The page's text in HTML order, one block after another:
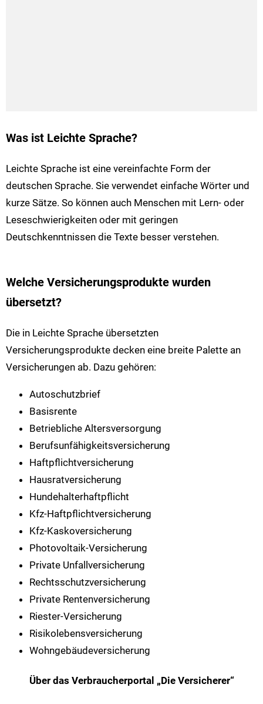
Was ist Leichte Sprache?
Leichte Sprache ist eine vereinfachte Form der
deutschen Sprache. Sie verwendet einfache Wörter und
kurze Sätze. So können auch Menschen mit Lern- oder
Leseschwierigkeiten oder mit geringen
Deutschkenntnissen die Texte besser verstehen.
Welche Versicherungsprodukte wurden
übersetzt?
Die in Leichte Sprache übersetzten
Versicherungsprodukte decken eine breite Palette an
Versicherungen ab. Dazu gehören:
Autoschutzbrief
Basisrente
Betriebliche Altersversorgung
Berufsunfähigkeitsversicherung
Haftpflichtversicherung
Hausratversicherung
Hundehalterhaftpflicht
Kfz-Haftpflichtversicherung
Kfz-Kaskoversicherung
Photovoltaik-Versicherung
Private Unfallversicherung
Rechtsschutzversicherung
Private Rentenversicherung
Riester-Versicherung
Risikolebensversicherung
Wohngebäudeversicherung
Über das Verbraucherportal „Die Versicherer“